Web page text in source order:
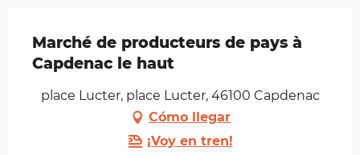
Marché de producteurs de pays à
Capdenac le haut
place Lucter, place Lucter, 46100 Capdenac
Cómo llegar
¡Voy en tren!